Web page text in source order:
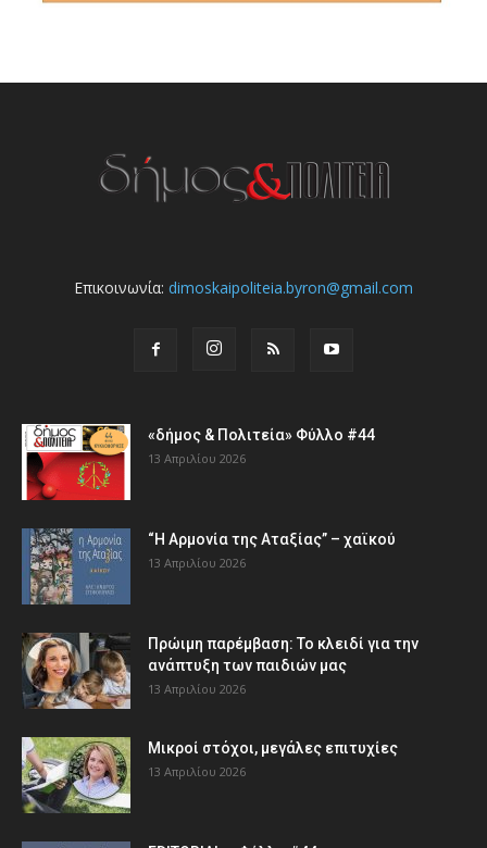
Επικοινωνία: dimoskaipoliteia.byron@gmail.com
«δήμος & Πολιτεία» Φύλλο #44
13 Απριλίου 2026
“Η Αρμονία της Αταξίας” – χαϊκού
13 Απριλίου 2026
Πρώιμη παρέμβαση: Το κλειδί για την
ανάπτυξη των παιδιών µας
13 Απριλίου 2026
Μικροί στόχοι, μεγάλες επιτυχίες
13 Απριλίου 2026